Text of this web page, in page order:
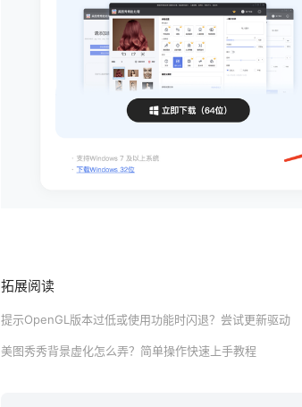
拓展阅读
提示OpenGL版本过低或使用功能时闪退？尝试更新驱动
美图秀秀背景虚化怎么弄？简单操作快速上手教程